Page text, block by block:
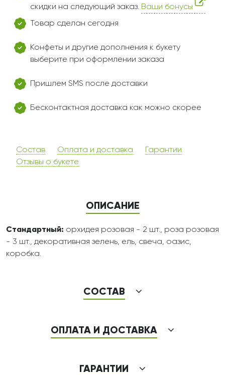
скидки на следующий заказ. Ваши бонусы
Товар сделан сегодня
Конфеты и другие дополнения к букету
выберите при оформлении заказа
Пришлем SMS после доставки
Бесконтактная доставка как можно скорее
Состав Оплата и доставка
Гарантии
Отзывы о букете
ОПИСАНИЕ
Стандартный: орхидея розовая - 2 шт., роза розовая
- 3 шт., декоративная зелень, ель, свеча, оазис,
коробка.
СОСТАВ
ОПЛАТА И ДОСТАВКА
ГАРАНТИИ